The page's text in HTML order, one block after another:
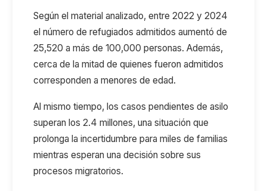
Según el material analizado, entre 2022 y 2024
el número de refugiados admitidos aumentó de
25,520 a más de 100,000 personas. Además,
cerca de la mitad de quienes fueron admitidos
corresponden a menores de edad.
Al mismo tiempo, los casos pendientes de asilo
superan los 2.4 millones, una situación que
prolonga la incertidumbre para miles de familias
mientras esperan una decisión sobre sus
procesos migratorios.